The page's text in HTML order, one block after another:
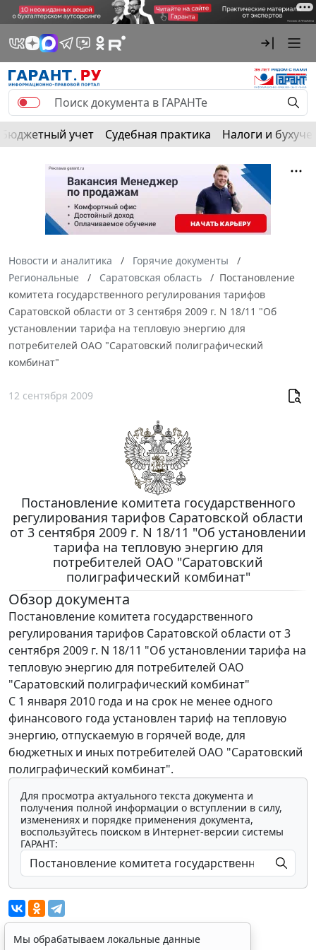
Бюджетный учет Судебная практика Налоги и
Новости и аналитика
Горячие документы
Региональные
Саратовская область
Постановление
комитета государственного регулирования тарифов
Саратовской области от 3 сентября 2009 г. N 18/11 "Об
установлении тарифа на тепловую энергию для
потребителей ОАО "Саратовский полиграфический
комбинат"
12 сентября 2009
Постановление комитета государственного
регулирования тарифов Саратовской области
от 3 сентября 2009 г. N 18/11 "Об установлении
тарифа на тепловую энергию для
потребителей ОАО "Саратовский
полиграфический комбинат"
Обзор документа
Постановление комитета государственного
регулирования тарифов Саратовской области от 3
сентября 2009 г. N 18/11 "Об установлении тарифа на
тепловую энергию для потребителей ОАО
"Саратовский полиграфический комбинат"
С 1 января 2010 года и на срок не менее одного
финансового года установлен тариф на тепловую
энергию, отпускаемую в горячей воде, для
бюджетных и иных потребителей ОАО "Саратовский
полиграфический комбинат".
Для просмотра актуального текста документа и
получения полной информации о вступлении в силу,
изменениях и порядке применения документа,
воспользуйтесь поиском в Интернет-версии системы
ГАРАНТ:
Мы обрабатываем локальные данные